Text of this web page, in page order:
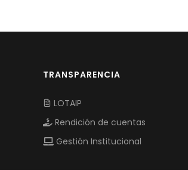
TRANSPARENCIA
LOTAIP
Rendición de cuentas
Gestión Institucional